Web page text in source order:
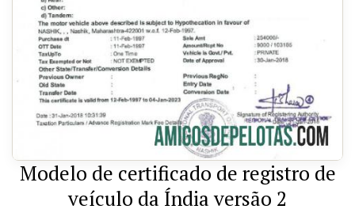
Modelo de certificado de registro de
veículo da Índia versão 2